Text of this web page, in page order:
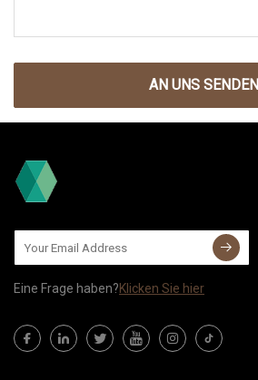
AN UNS SENDEN
Eine Frage haben?Klicken Sie hier